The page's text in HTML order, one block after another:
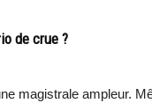
de crue ?
magistrale ampleur.